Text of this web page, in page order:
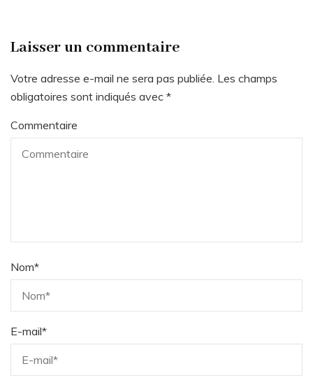
Laisser un commentaire
Votre adresse e-mail ne sera pas publiée. Les champs
obligatoires sont indiqués avec *
Commentaire
Nom*
E-mail*